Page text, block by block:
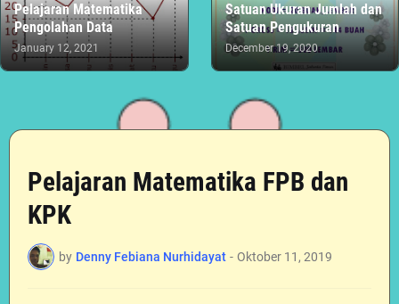
Pelajaran Matematika
Pengolahan Data
January 12, 2021
Satuan Ukuran Jumlah dan
Satuan Pengukuran
December 19, 2020
Pelajaran Matematika FPB dan
KPK
by Denny Febiana Nurhidayat - Oktober 11, 2019